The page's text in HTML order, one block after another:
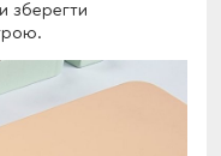
зберегти